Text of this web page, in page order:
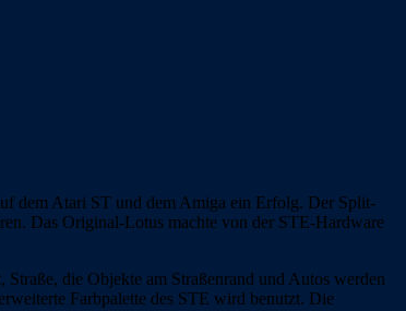
dem Atari ST und dem Amiga ein Erfolg. Der Split-
Das Original-Lotus machte von der STE-Hardware
die Objekte am Straßenrand und Autos werden
Farbpalette des STE wird benutzt. Die